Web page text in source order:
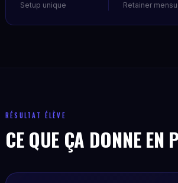
Setup unique Retainer
RÉSULTAT ÉLÈVE
CE QUE ÇA DONNE EN